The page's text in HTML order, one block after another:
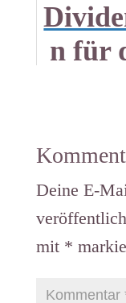
#2:
n für
Deine E-
mit *